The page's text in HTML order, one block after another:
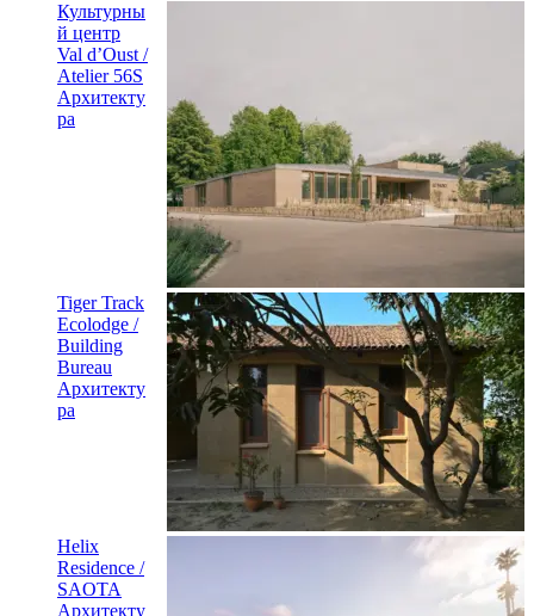
Культурны
й центр
Val d’Oust /
Atelier 56S
Архитекту
ра
Tiger Track
Ecolodge /
Building
Bureau
Архитекту
ра
Helix
Residence /
SAOTA
Архитекту